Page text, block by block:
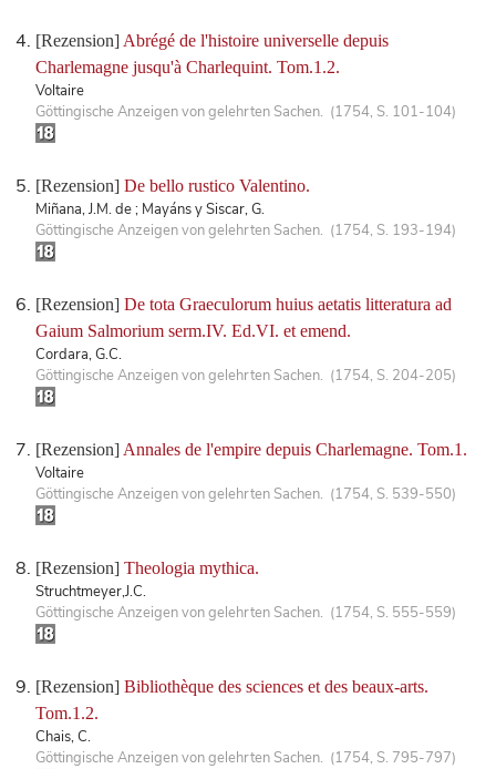
[Rezension] Abrégé de l'histoire universelle depuis
Charlemagne jusqu'à Charlequint. Tom.1.2.
Voltaire
Göttingische Anzeigen von gelehrten Sachen. (1754, S. 101-104)
[Rezension] De bello rustico Valentino.
Miñana, J.M. de ; Mayáns y Siscar, G.
Göttingische Anzeigen von gelehrten Sachen. (1754, S. 193-194)
[Rezension] De tota Graeculorum huius aetatis litteratura ad
Gaium Salmorium serm.IV. Ed.VI. et emend.
Cordara, G.C.
Göttingische Anzeigen von gelehrten Sachen. (1754, S. 204-205)
[Rezension] Annales de l'empire depuis Charlemagne. Tom.1.
Voltaire
Göttingische Anzeigen von gelehrten Sachen. (1754, S. 539-550)
[Rezension] Theologia mythica.
Struchtmeyer,J.C.
Göttingische Anzeigen von gelehrten Sachen. (1754, S. 555-559)
[Rezension] Bibliothèque des sciences et des beaux-arts.
Tom.1.2.
Chais, C.
Göttingische Anzeigen von gelehrten Sachen. (1754, S. 795-797)